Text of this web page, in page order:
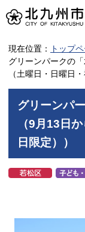
現在位置： トップ
グリーンパークの
（土曜日・日曜日
グリーンパ
（9月13日
日限定））